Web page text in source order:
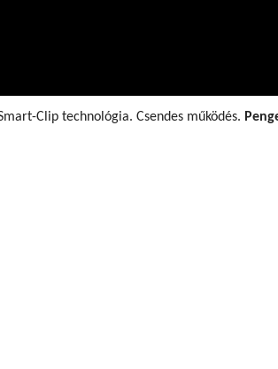
Clip technológia. Csendes működés.